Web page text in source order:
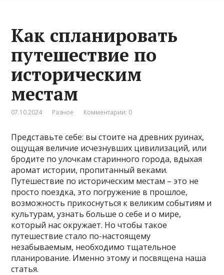
Как спланировать
путешествие по
историческим
местам
07.10.2024 Разное Комментарии: 0
Представьте себе: вы стоите на древних руинах,
ощущая величие исчезнувших цивилизаций, или
бродите по улочкам старинного города, вдыхая
аромат истории, пропитанный веками.
Путешествие по историческим местам – это не
просто поездка, это погружение в прошлое,
возможность прикоснуться к великим событиям и
культурам, узнать больше о себе и о мире,
который нас окружает. Но чтобы такое
путешествие стало по-настоящему
незабываемым, необходимо тщательное
планирование. Именно этому и посвящена наша
статья.